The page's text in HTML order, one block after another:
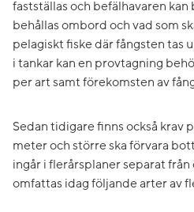
fastställas och befälhavaren kan
behållas ombord och vad som
pelagiskt fiske där fångsten tas
i tankar kan en provtagning
per art samt förekomsten av
Sedan tidigare finns också krav
meter och större ska förvara
ingår i flerårsplaner separat
omfattas idag följande arter av